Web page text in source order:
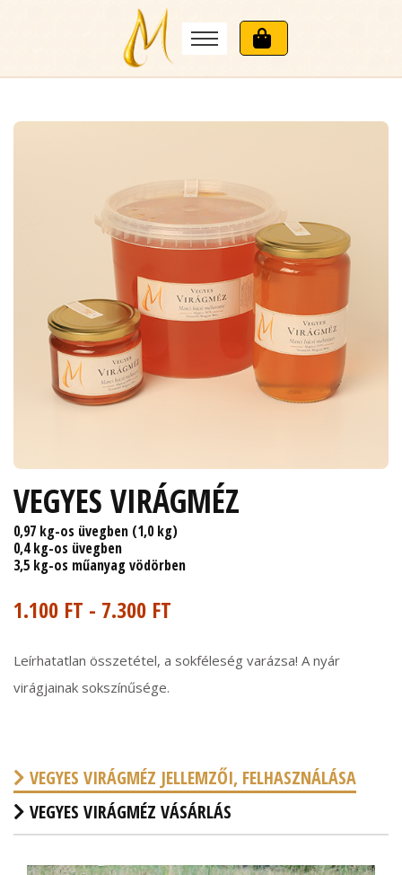
VEGYES VIRÁGMÉZ
0,97 kg-os üvegben (1,0 kg)
0,4 kg-os üvegben
3,5 kg-os műanyag vödörben
1.100 FT - 7.300 FT
Leírhatatlan összetétel, a sokféleség varázsa! A nyár
virágjainak sokszínűsége.
VEGYES VIRÁGMÉZ JELLEMZŐI, FELHASZNÁLÁSA
VEGYES VIRÁGMÉZ VÁSÁRLÁS